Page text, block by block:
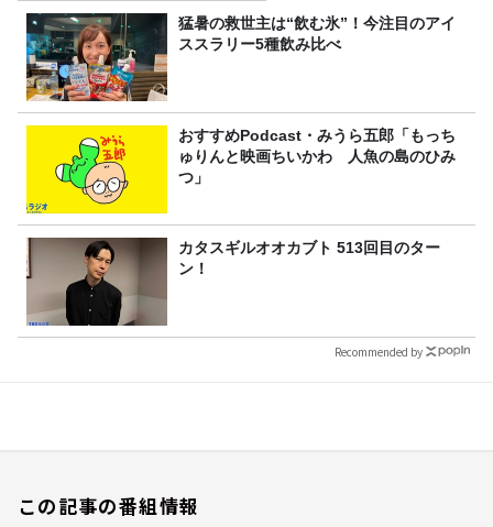
猛暑の救世主は“飲む氷”！今注目のアイ
ススラリー5種飲み比べ
おすすめPodcast・みうら五郎「もっち
ゅりんと映画ちいかわ 人魚の島のひみ
つ」
カタスギルオオカブト 513回目のター
ン！
Recommended by
この記事の番組情報